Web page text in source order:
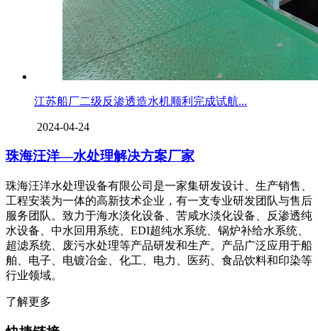
江苏船厂二级反渗透造水机顺利完成试航...
2024-04-24
珠海汪洋—水处理解决方案厂家
珠海汪洋水处理设备有限公司是一家集研发设计、生产销售、
工程安装为一体的高新技术企业，有一支专业研发团队与售后
服务团队。致力于海水淡化设备、苦咸水淡化设备、反渗透纯
水设备、中水回用系统、EDI超纯水系统、锅炉补给水系统、
超滤系统、废污水处理等产品研发和生产。产品广泛应用于船
舶、电子、电镀冶金、化工、电力、医药、食品饮料和印染等
行业领域。
了解更多